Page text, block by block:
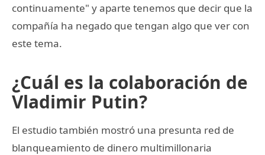
continuamente" y aparte tenemos que decir que la
compañía ha negado que tengan algo que ver con
este tema.
¿Cuál es la colaboración de
Vladimir Putin?
El estudio también mostró una presunta red de
blanqueamiento de dinero multimillonaria